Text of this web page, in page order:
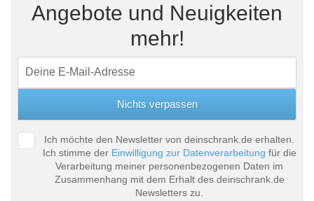
Angebote und Neuigkeiten
mehr!
Ich möchte den Newsletter von deinschrank.de erhalten.
Ich stimme der Einwilligung zur Datenverarbeitung für die
Verarbeitung meiner personenbezogenen Daten im
Zusammenhang mit dem Erhalt des deinschrank.de
Newsletters zu.